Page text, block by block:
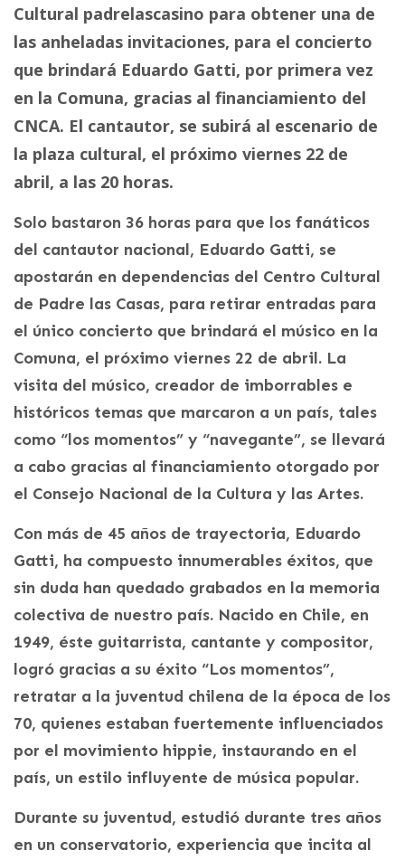
Cultural padrelascasino para obtener una de
las anheladas invitaciones, para el concierto
que brindará Eduardo Gatti, por primera vez
en la Comuna, gracias al financiamiento del
CNCA. El cantautor, se subirá al escenario de
la plaza cultural, el próximo viernes 22 de
abril, a las 20 horas.
Solo bastaron 36 horas para que los fanáticos
del cantautor nacional, Eduardo Gatti, se
apostarán en dependencias del Centro Cultural
de Padre las Casas, para retirar entradas para
el único concierto que brindará el músico en la
Comuna, el próximo viernes 22 de abril. La
visita del músico, creador de imborrables e
históricos temas que marcaron a un país, tales
como “los momentos” y “navegante”, se llevará
a cabo gracias al financiamiento otorgado por
el Consejo Nacional de la Cultura y las Artes.
Con más de 45 años de trayectoria, Eduardo
Gatti, ha compuesto innumerables éxitos, que
sin duda han quedado grabados en la memoria
colectiva de nuestro país. Nacido en Chile, en
1949, éste guitarrista, cantante y compositor,
logró gracias a su éxito “Los momentos”,
retratar a la juventud chilena de la época de los
70, quienes estaban fuertemente influenciados
por el movimiento hippie, instaurando en el
país, un estilo influyente de música popular.
Durante su juventud, estudió durante tres años
en un conservatorio, experiencia que incita al